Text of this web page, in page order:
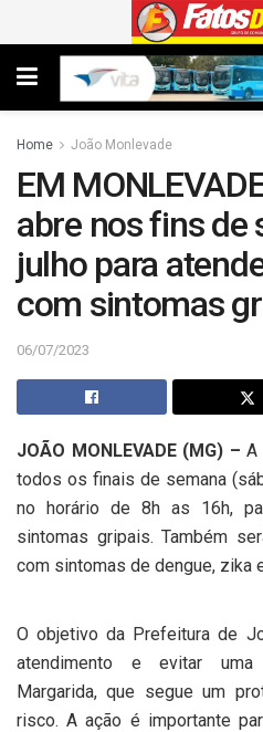
Home João Monlevade
EM
abre nos fins de
julho para
com sintomas
06/07/2023
JOÃO MONLEVADE (MG) – A
todos os finais de semana
no horário de 8h as 16h,
sintomas gripais. Também
com sintomas de dengue, zika
O objetivo da Prefeitura de
atendimento e evitar
Margarida, que segue um
risco. A ação é importante